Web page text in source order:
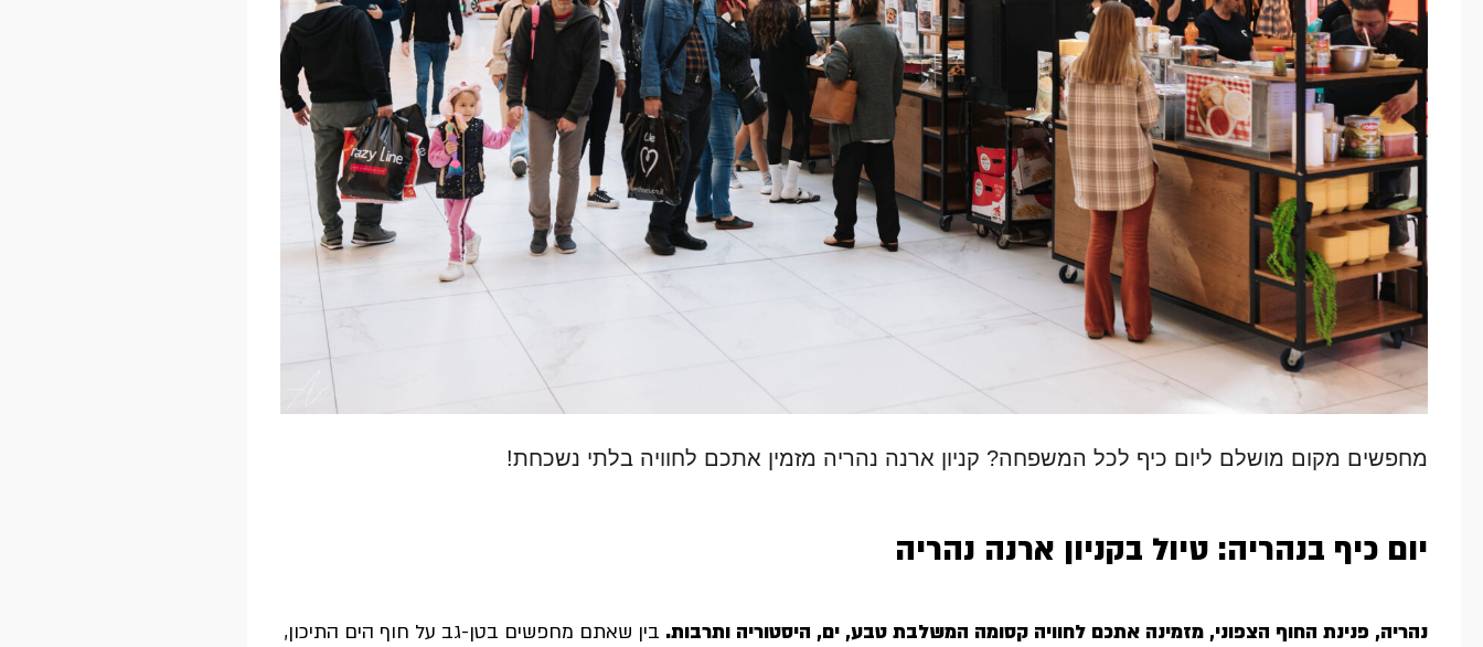
מחפשים מקום מושלם ליום כיף לכל המשפחה? קניון ארנה נהריה מזמין אתכם לחוויה בלתי נשכחת!
יום כיף בנהריה: טיול בקניון ארנה נהריה
נהריה, פנינת החוף הצפוני, מזמינה אתכם לחוויה קסומה המשלבת טבע, ים, היסטוריה ותרבות. בין שאתם מחפשים בטן-גב על חוף הים התיכון,